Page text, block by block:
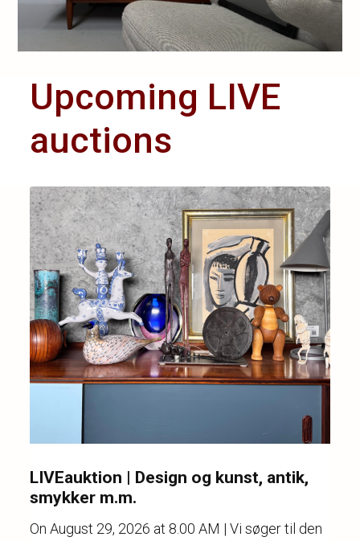
Upcoming LIVE
auctions
LIVEauktion | Design og kunst, antik,
smykker m.m.
OnAugust 29, 2026 at 8.00 AM | Vi søger til den